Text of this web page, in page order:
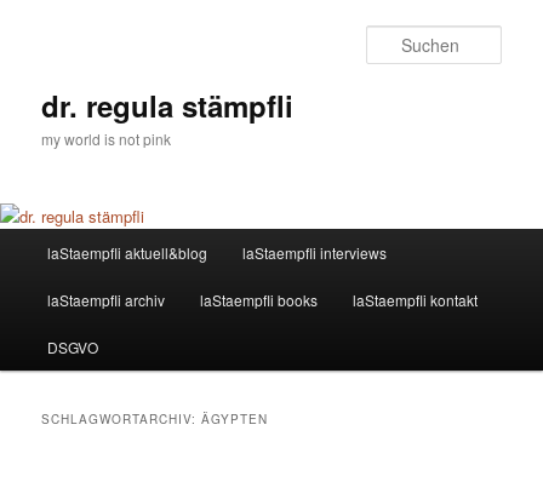
dr. regula stämpfli
my world is not pink
laStaempfli aktuell&blog laStaempfli interviews
laStaempfli archiv laStaempfli books laStaempfli kontakt
DSGVO
SCHLAGWORTARCHIV:ÄGYPTEN